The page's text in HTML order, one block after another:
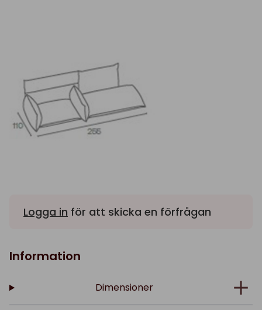
Logga in för att skicka en förfrågan
Information
Dimensioner